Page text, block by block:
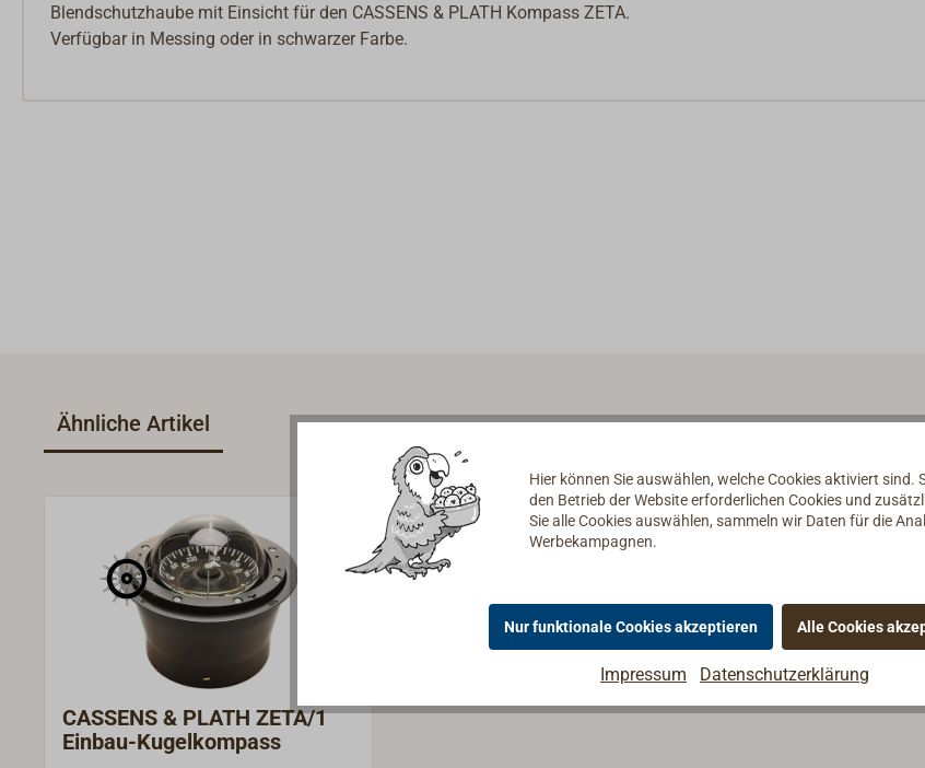
Blendschutzhaube mit Einsicht für den CASSENS & PLATH Kompass ZETA.
Verfügbar in Messing oder in schwarzer Farbe.
Ähnliche Artikel
CASSENS & PLATH ZETA/1
Einbau-Kugelkompass
Hier können Sie auswählen, welche Cookies aktiviert sind.
den Betrieb der Website erforderlichen Cookies und
Sie alle Cookies auswählen, sammeln wir Daten für die
Werbekampagnen.
Nur funktionale Cookies akzeptieren Alle Cookies
Impressum Datenschutzerklärung